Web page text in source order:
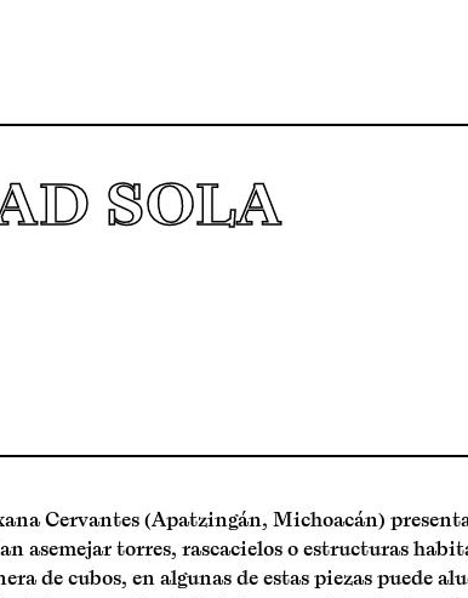
SOLA
Cervantes (Apatzingán, Michoacán)
asemejar torres, rascacielos o estructuras
de cubos, en algunas de estas piezas